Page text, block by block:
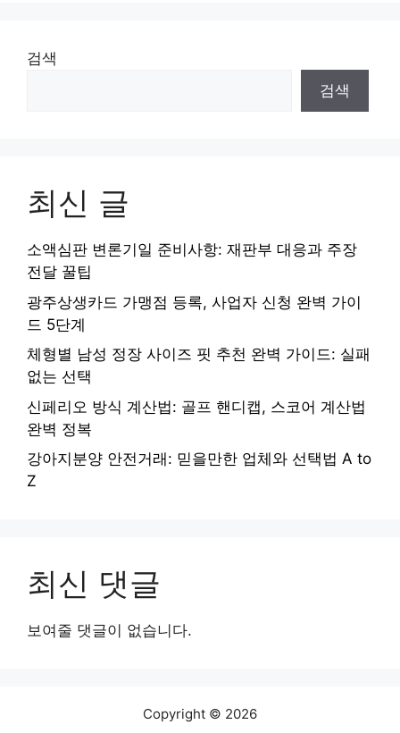
검색
검색
최신 글
소액심판 변론기일 준비사항: 재판부 대응과 주장
전달 꿀팁
광주상생카드 가맹점 등록, 사업자 신청 완벽 가이
드 5단계
체형별 남성 정장 사이즈 핏 추천 완벽 가이드: 실패
없는 선택
신페리오 방식 계산법: 골프 핸디캡, 스코어 계산법
완벽 정복
강아지분양 안전거래: 믿을만한 업체와 선택법 A to
Z
최신 댓글
보여줄 댓글이 없습니다.
Copyright © 2026